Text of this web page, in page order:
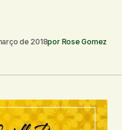
de 2018por Rose Gomez